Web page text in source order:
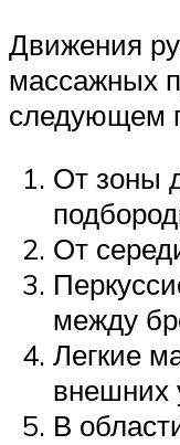
Движения
массажных
следующем
От зоны
От
между
Легкие
внешних
В